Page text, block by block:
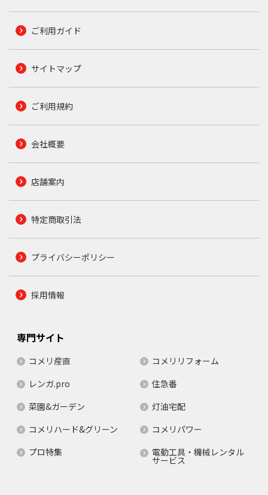
ご利用ガイド
サイトマップ
ご利用規約
会社概要
店舗案内
特定商取引法
プライバシーポリシー
採用情報
専門サイト
コメリ産直
コメリリフォーム
レンガ.pro
住急番
菜園&ガーデン
灯油宅配
コメリハード&グリーン
コメリパワー
プロ特集
電動工具・機械レンタル
サービス